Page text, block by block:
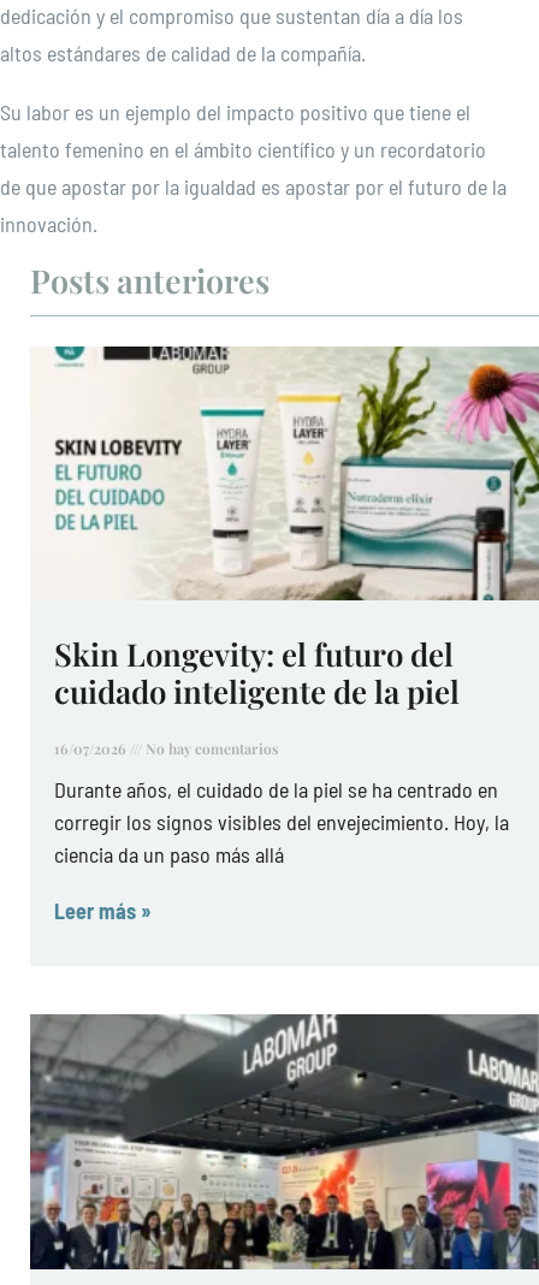
dedicación y el compromiso que sustentan día a día los
altos estándares de calidad de la compañía.
Su labor es un ejemplo del impacto positivo que tiene el
talento femenino en el ámbito científico y un recordatorio
de que apostar por la igualdad es apostar por el futuro de la
innovación.
Posts anteriores
Skin Longevity: el futuro del
cuidado inteligente de la piel
16/07/2026 No hay comentarios
Durante años, el cuidado de la piel se ha centrado en
corregir los signos visibles del envejecimiento. Hoy, la
ciencia da un paso más allá
Leer más »